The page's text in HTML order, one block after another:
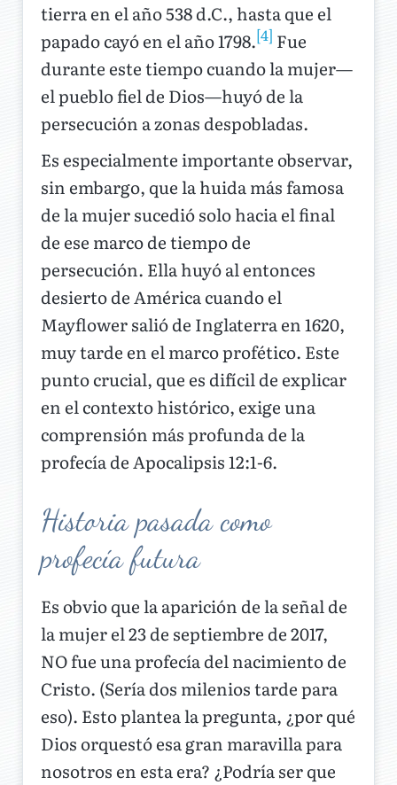
tierra en el año 538 d.C., hasta que el
papado cayó en el año 1798.[4] Fue
durante este tiempo cuando la mujer—
el pueblo fiel de Dios—huyó de la
persecución a zonas despobladas.
Es especialmente importante observar,
sin embargo, que la huida más famosa
de la mujer sucedió solo hacia el final
de ese marco de tiempo de
persecución. Ella huyó al entonces
desierto de América cuando el
Mayflower salió de Inglaterra en 1620,
muy tarde en el marco profético. Este
punto crucial, que es difícil de explicar
en el contexto histórico, exige una
comprensión más profunda de la
profecía de Apocalipsis 12:1-6.
Historia pasada como
profecía futura
Es obvio que la aparición de la señal de
la mujer el 23 de septiembre de 2017,
NO fue una profecía del nacimiento de
Cristo. (Sería dos milenios tarde para
eso). Esto plantea la pregunta, ¿por qué
Dios orquestó esa gran maravilla para
nosotros en esta era? ¿Podría ser que